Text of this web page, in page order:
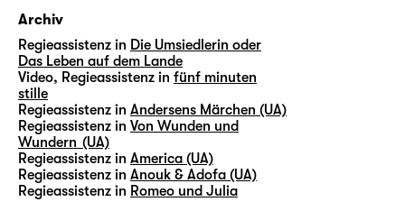
Archiv
Regieassistenz in Die Umsiedlerin oder
Das Leben auf dem Lande
Video, Regieassistenz in fünf minuten
stille
Regieassistenz in Andersens Märchen (UA)
Regieassistenz in Von Wunden und
Wundern (UA)
Regieassistenz in America (UA)
Regieassistenz in Anouk & Adofa (UA)
Regieassistenz in Romeo und Julia